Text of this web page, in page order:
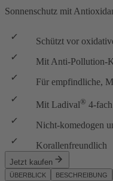
Sonnenschutz mit
Schützt vor
Mit Anti-Pollution-
Für empfindliche,
Mit Ladival® 4-
Nicht-komedogen
Korallenfreundlich
Jetzt kaufen
ÜBERBLICK BESCHREIBUNG